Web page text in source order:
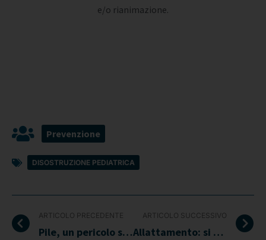
e/o rianimazione.
Prevenzione
DISOSTRUZIONE PEDIATRICA
ARTICOLO PRECEDENTE
Pile, un pericolo se ingerite dai bambini
ARTICOLO SUCCESSIVO
Allattamento: si può soffocare per un eccesso di latte?